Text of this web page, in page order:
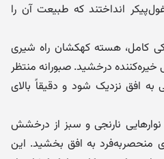
انداختند که طبیعت آن را
کامل، هسته کهکشان راه شیری
درخشید. صبورانه منتظر
به افق نزدیک شود و دقیقاً بالای
نوارهایی نارنجی و سبز از درخشش
منحصربه‌فرد به افق بخشید. این